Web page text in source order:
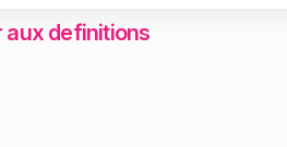
aux definitions